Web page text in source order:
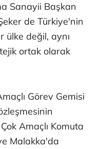
Sanayii Başkan
de Türkiye'nin
ülke değil, aynı
ortak olarak
Görev Gemisi
Amaçlı Komuta
Malakka'da